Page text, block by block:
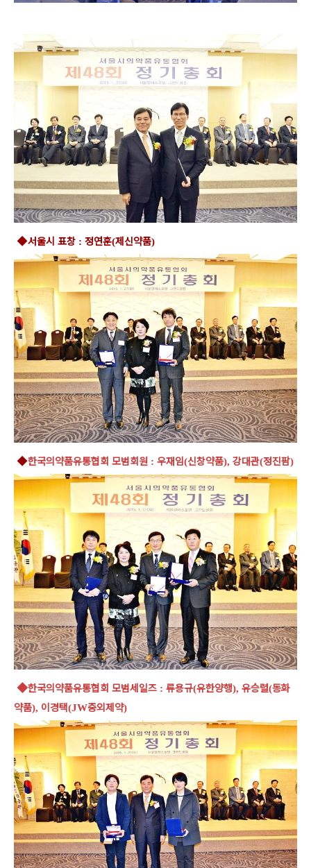
◆서울시 표창 : 정연훈(제신약품)
◆한국의약품유통협회 모범회원 : 우재임(신창약품), 강대관(정진팜)
◆한국의약품유통협회 모범세일즈 : 류용규(유한양행), 유승렬(동화
약품), 이경택(JW중외제약)